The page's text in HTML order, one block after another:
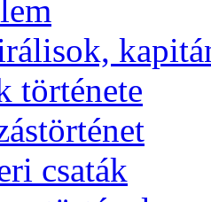
története
csaták